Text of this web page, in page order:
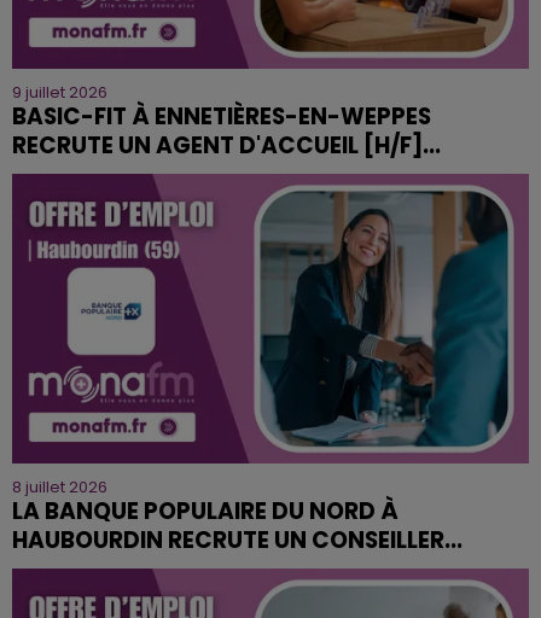
9 juillet 2026
BASIC-FIT À ENNETIÈRES-EN-WEPPES
RECRUTE UN AGENT D'ACCUEIL [H/F]...
8 juillet 2026
LA BANQUE POPULAIRE DU NORD À
HAUBOURDIN RECRUTE UN CONSEILLER...